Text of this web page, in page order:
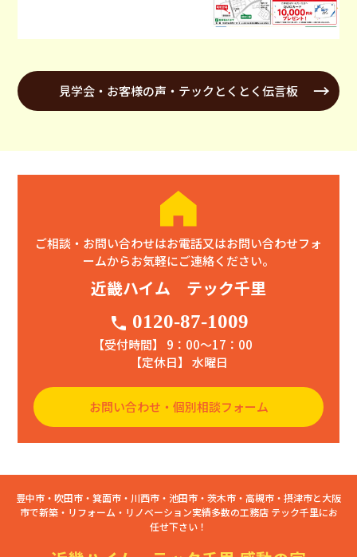
見学会・お客様の声・テックとくとく伝言板
ご相談・お問い合わせはお電話又はお問い合わせフォ
ームからお気軽にご連絡ください。
近畿ハイム テック千里
phone 0120-87-1009
【受付時間】 9：00〜17：00
【定休日】 水曜日
お問い合わせ・個別相談フォーム
豊中市・吹田市・箕面市・川西市・池田市・茨木市・高槻市・摂津市と大阪
市で新築・リフォーム・リノベーション実績多数の工務店 テック千里にお
任せ下さい！